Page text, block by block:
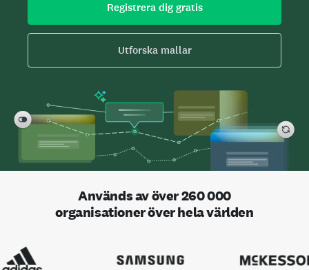
Registrera dig gratis
Utforska mallar
Används av över 260 000
organisationer över hela världen